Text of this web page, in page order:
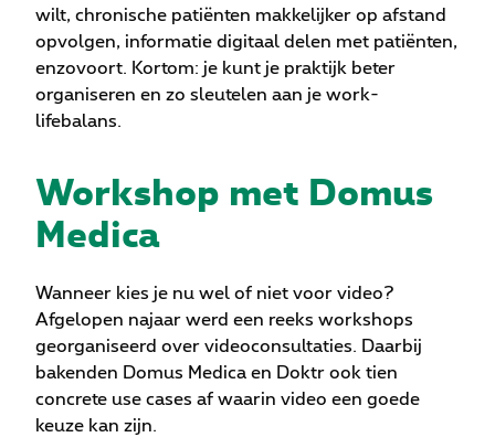
wilt, chronische patiënten makkelijker op afstand
opvolgen, informatie digitaal delen met patiënten,
enzovoort. Kortom: je kunt je praktijk beter
organiseren en zo sleutelen aan je work-
lifebalans.
Workshop met Domus
Medica
Wanneer kies je nu wel of niet voor video?
Afgelopen najaar werd een reeks workshops
georganiseerd over videoconsultaties. Daarbij
bakenden Domus Medica en Doktr ook tien
concrete use cases af waarin video een goede
keuze kan zijn.